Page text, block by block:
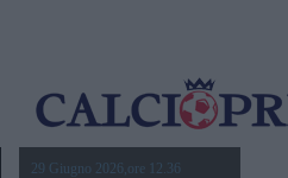
29 Giugno 2026,ore 12.36